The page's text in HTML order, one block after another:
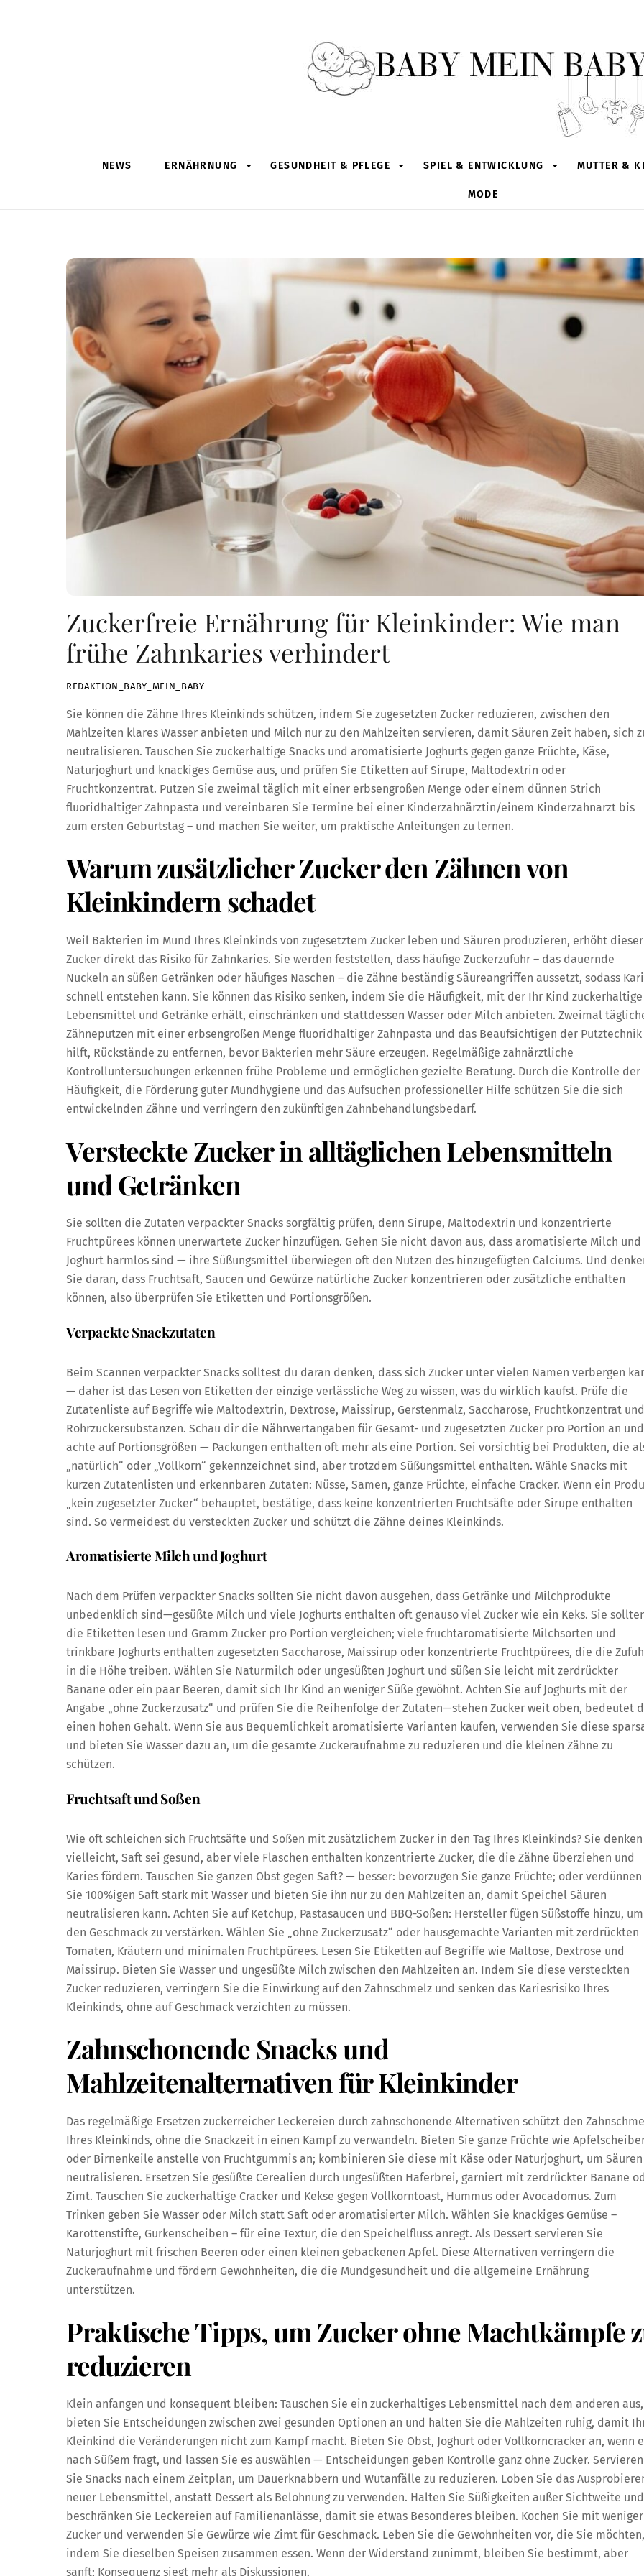
NEWS ERNÄHRNUNG GESUNDHEIT & PFLEGE SPIEL & ENTWICKLUNG MUTTER &
MODE
Zuckerfreie Ernährung für Kleinkinder: Wie man
frühe Zahnkaries verhindert
REDAKTION_BABY_MEIN_BABY
Sie können die Zähne Ihres Kleinkinds schützen, indem Sie zugesetzten Zucker reduzieren, zwischen den
Mahlzeiten klares Wasser anbieten und Milch nur zu den Mahlzeiten servieren, damit Säuren Zeit haben, sich
neutralisieren. Tauschen Sie zuckerhaltige Snacks und aromatisierte Joghurts gegen ganze Früchte, Käse,
Naturjoghurt und knackiges Gemüse aus, und prüfen Sie Etiketten auf Sirupe, Maltodextrin oder
Fruchtkonzentrat. Putzen Sie zweimal täglich mit einer erbsengroßen Menge oder einem dünnen Strich
fluoridhaltiger Zahnpasta und vereinbaren Sie Termine bei einer Kinderzahnärztin/einem Kinderzahnarzt bis
zum ersten Geburtstag – und machen Sie weiter, um praktische Anleitungen zu lernen.
Warum zusätzlicher Zucker den Zähnen von
Kleinkindern schadet
Weil Bakterien im Mund Ihres Kleinkinds von zugesetztem Zucker leben und Säuren produzieren, erhöht dieser
Zucker direkt das Risiko für Zahnkaries. Sie werden feststellen, dass häufige Zuckerzufuhr – das dauernde
Nuckeln an süßen Getränken oder häufiges Naschen – die Zähne beständig Säureangriffen aussetzt, sodass
schnell entstehen kann. Sie können das Risiko senken, indem Sie die Häufigkeit, mit der Ihr Kind zuckerhaltige
Lebensmittel und Getränke erhält, einschränken und stattdessen Wasser oder Milch anbieten. Zweimal
Zähneputzen mit einer erbsengroßen Menge fluoridhaltiger Zahnpasta und das Beaufsichtigen der Putztechnik
hilft, Rückstände zu entfernen, bevor Bakterien mehr Säure erzeugen. Regelmäßige zahnärztliche
Kontrolluntersuchungen erkennen frühe Probleme und ermöglichen gezielte Beratung. Durch die Kontrolle der
Häufigkeit, die Förderung guter Mundhygiene und das Aufsuchen professioneller Hilfe schützen Sie die sich
entwickelnden Zähne und verringern den zukünftigen Zahnbehandlungsbedarf.
Versteckte Zucker in alltäglichen Lebensmitteln
und Getränken
Sie sollten die Zutaten verpackter Snacks sorgfältig prüfen, denn Sirupe, Maltodextrin und konzentrierte
Fruchtpürees können unerwartete Zucker hinzufügen. Gehen Sie nicht davon aus, dass aromatisierte Milch und
Joghurt harmlos sind — ihre Süßungsmittel überwiegen oft den Nutzen des hinzugefügten Calciums. Und
Sie daran, dass Fruchtsaft, Saucen und Gewürze natürliche Zucker konzentrieren oder zusätzliche enthalten
können, also überprüfen Sie Etiketten und Portionsgrößen.
Verpackte Snackzutaten
Beim Scannen verpackter Snacks solltest du daran denken, dass sich Zucker unter vielen Namen verbergen
— daher ist das Lesen von Etiketten der einzige verlässliche Weg zu wissen, was du wirklich kaufst. Prüfe die
Zutatenliste auf Begriffe wie Maltodextrin, Dextrose, Maissirup, Gerstenmalz, Saccharose, Fruchtkonzentrat und
Rohrzuckersubstanzen. Schau dir die Nährwertangaben für Gesamt- und zugesetzten Zucker pro Portion an und
achte auf Portionsgrößen — Packungen enthalten oft mehr als eine Portion. Sei vorsichtig bei Produkten, die
„natürlich“ oder „Vollkorn“ gekennzeichnet sind, aber trotzdem Süßungsmittel enthalten. Wähle Snacks mit
kurzen Zutatenlisten und erkennbaren Zutaten: Nüsse, Samen, ganze Früchte, einfache Cracker. Wenn ein
„kein zugesetzter Zucker“ behauptet, bestätige, dass keine konzentrierten Fruchtsäfte oder Sirupe enthalten
sind. So vermeidest du versteckten Zucker und schützt die Zähne deines Kleinkinds.
Aromatisierte Milch und Joghurt
Nach dem Prüfen verpackter Snacks sollten Sie nicht davon ausgehen, dass Getränke und Milchprodukte
unbedenklich sind—gesüßte Milch und viele Joghurts enthalten oft genauso viel Zucker wie ein Keks. Sie
die Etiketten lesen und Gramm Zucker pro Portion vergleichen; viele fruchtaromatisierte Milchsorten und
trinkbare Joghurts enthalten zugesetzten Saccharose, Maissirup oder konzentrierte Fruchtpürees, die die
in die Höhe treiben. Wählen Sie Naturmilch oder ungesüßten Joghurt und süßen Sie leicht mit zerdrückter
Banane oder ein paar Beeren, damit sich Ihr Kind an weniger Süße gewöhnt. Achten Sie auf Joghurts mit der
Angabe „ohne Zuckerzusatz“ und prüfen Sie die Reihenfolge der Zutaten—stehen Zucker weit oben, bedeutet
einen hohen Gehalt. Wenn Sie aus Bequemlichkeit aromatisierte Varianten kaufen, verwenden Sie diese
und bieten Sie Wasser dazu an, um die gesamte Zuckeraufnahme zu reduzieren und die kleinen Zähne zu
schützen.
Fruchtsaft und Soßen
Wie oft schleichen sich Fruchtsäfte und Soßen mit zusätzlichem Zucker in den Tag Ihres Kleinkinds? Sie denken
vielleicht, Saft sei gesund, aber viele Flaschen enthalten konzentrierte Zucker, die die Zähne überziehen und
Karies fördern. Tauschen Sie ganzen Obst gegen Saft? — besser: bevorzugen Sie ganze Früchte; oder verdünnen
Sie 100%igen Saft stark mit Wasser und bieten Sie ihn nur zu den Mahlzeiten an, damit Speichel Säuren
neutralisieren kann. Achten Sie auf Ketchup, Pastasaucen und BBQ-Soßen: Hersteller fügen Süßstoffe hinzu, um
den Geschmack zu verstärken. Wählen Sie „ohne Zuckerzusatz“ oder hausgemachte Varianten mit zerdrückten
Tomaten, Kräutern und minimalen Fruchtpürees. Lesen Sie Etiketten auf Begriffe wie Maltose, Dextrose und
Maissirup. Bieten Sie Wasser und ungesüßte Milch zwischen den Mahlzeiten an. Indem Sie diese versteckten
Zucker reduzieren, verringern Sie die Einwirkung auf den Zahnschmelz und senken das Kariesrisiko Ihres
Kleinkinds, ohne auf Geschmack verzichten zu müssen.
Zahnschonende Snacks und
Mahlzeitenalternativen für Kleinkinder
Das regelmäßige Ersetzen zuckerreicher Leckereien durch zahnschonende Alternativen schützt den
Ihres Kleinkinds, ohne die Snackzeit in einen Kampf zu verwandeln. Bieten Sie ganze Früchte wie
oder Birnenkeile anstelle von Fruchtgummis an; kombinieren Sie diese mit Käse oder Naturjoghurt, um Säuren
neutralisieren. Ersetzen Sie gesüßte Cerealien durch ungesüßten Haferbrei, garniert mit zerdrückter Banane
Zimt. Tauschen Sie zuckerhaltige Cracker und Kekse gegen Vollkorntoast, Hummus oder Avocadomus. Zum
Trinken geben Sie Wasser oder Milch statt Saft oder aromatisierter Milch. Wählen Sie knackiges Gemüse –
Karottenstifte, Gurkenscheiben – für eine Textur, die den Speichelfluss anregt. Als Dessert servieren Sie
Naturjoghurt mit frischen Beeren oder einen kleinen gebackenen Apfel. Diese Alternativen verringern die
Zuckeraufnahme und fördern Gewohnheiten, die die Mundgesundheit und die allgemeine Ernährung
unterstützen.
Praktische Tipps, um Zucker ohne Machtkämpfe
reduzieren
Klein anfangen und konsequent bleiben: Tauschen Sie ein zuckerhaltiges Lebensmittel nach dem anderen aus,
bieten Sie Entscheidungen zwischen zwei gesunden Optionen an und halten Sie die Mahlzeiten ruhig, damit
Kleinkind die Veränderungen nicht zum Kampf macht. Bieten Sie Obst, Joghurt oder Vollkorncracker an, wenn
nach Süßem fragt, und lassen Sie es auswählen — Entscheidungen geben Kontrolle ganz ohne Zucker. Servieren
Sie Snacks nach einem Zeitplan, um Dauerknabbern und Wutanfälle zu reduzieren. Loben Sie das
neuer Lebensmittel, anstatt Dessert als Belohnung zu verwenden. Halten Sie Süßigkeiten außer Sichtweite und
beschränken Sie Leckereien auf Familienanlässe, damit sie etwas Besonderes bleiben. Kochen Sie mit weniger
Zucker und verwenden Sie Gewürze wie Zimt für Geschmack. Leben Sie die Gewohnheiten vor, die Sie möchten,
indem Sie dieselben Speisen zusammen essen. Wenn der Widerstand zunimmt, bleiben Sie bestimmt, aber
sanft; Konsequenz siegt mehr als Diskussionen.